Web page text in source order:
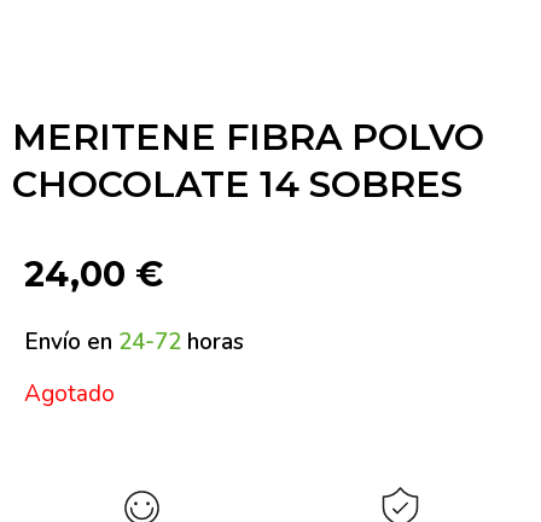
MERITENE FIBRA POLVO
CHOCOLATE 14 SOBRES
24,00 €
Envío en 24-72 horas
Agotado